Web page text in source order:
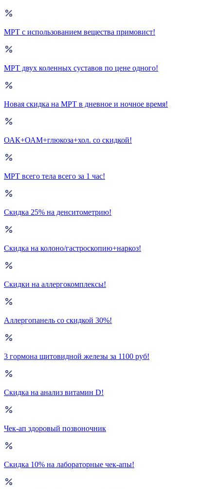
МРТ с использованием вещества примовист!
МРТ двух коленных суставов по цене одного!
Новая скидка на МРТ в дневное и ночное время!
ОАК+ОАМ+глюкоза+хол. со скидкой!
МРТ всего тела всего за 1 час!
Скидка 25% на денситометрию!
Скидка на колоно/гастроскопию+наркоз!
Скидки на аллергокомплексы!
Аллергопанель со скидкой 30%!
3 гормона щитовидной железы за 1100 руб!
Скидка на анализ витамин D!
Чек-ап здоровый позвоночник
Скидка 10% на лабораторные чек-апы!